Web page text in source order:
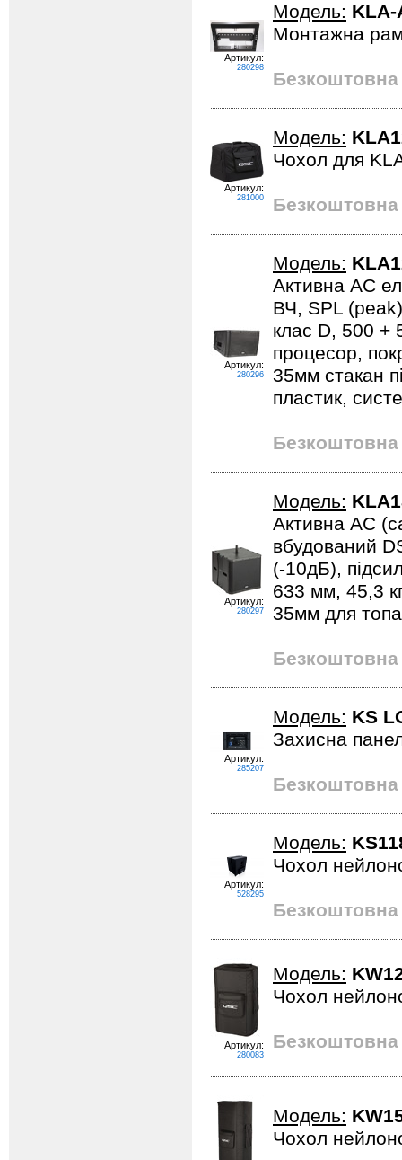
Артикул:
280298
Модель: KLA-
Монтажна
Безкоштовна
Артикул:
281000
Модель:
Чохол для
Безкоштовна
Артикул:
280296
Модель:
Активна АС
ВЧ, SPL
клас D, 500 +
процесор,
35мм стакан
пластик,
Безкоштовна
Артикул:
280297
Модель:
Активна АС
вбудований
(-10дБ),
633 мм, 45,3
35мм для
Безкоштовна
Артикул:
285207
Модель: KS
Захисна
Безкоштовна
Артикул:
528295
Модель:
Чохол
Безкоштовна
Артикул:
280083
Модель:
Чохол
Безкоштовна
Модель:
Чохол